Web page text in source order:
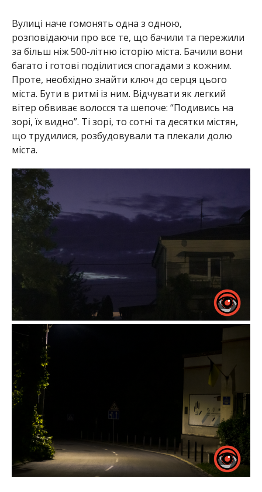
Вулиці наче гомонять одна з одною,
розповідаючи про все те, що бачили та пережили
за більш ніж 500-літню історію міста. Бачили вони
багато і готові поділитися спогадами з кожним.
Проте, необхідно знайти ключ до серця цього
міста. Бути в ритмі із ним. Відчувати як легкий
вітер обвиває волосся та шепоче: “Подивись на
зорі, їх видно”. Ті зорі, то сотні та десятки містян,
що трудилися, розбудовували та плекали долю
міста.